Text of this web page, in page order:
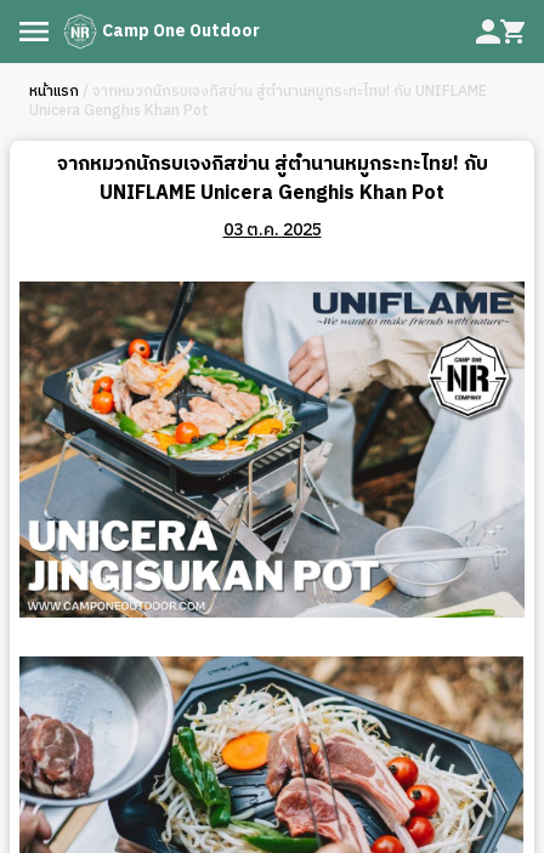
Camp One Outdoor
หน้าแรก / จากหมวกนักรบเจงกิสข่าน สู่ตำนานหมูกระทะไทย! กับ UNIFLAME
Unicera Genghis Khan Pot
จากหมวกนักรบเจงกิสข่าน สู่ตำนานหมูกระทะไทย! กับ
UNIFLAME Unicera Genghis Khan Pot
03 ต.ค. 2025